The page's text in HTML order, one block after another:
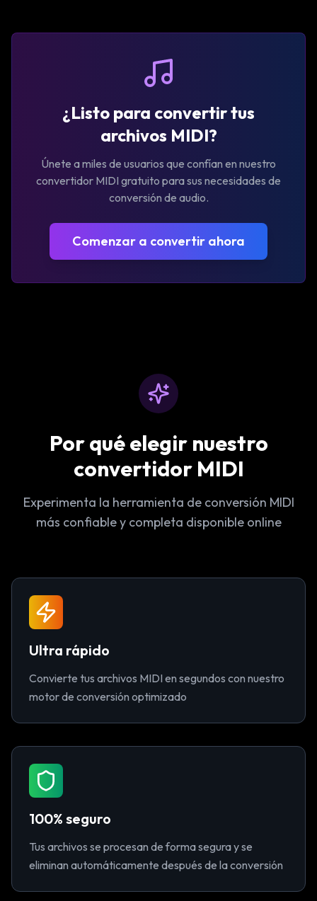
¿Listo para convertir tus
archivos MIDI?
Únete a miles de usuarios que confían en nuestro
convertidor MIDI gratuito para sus necesidades de
conversión de audio.
Comenzar a convertir ahora
Por qué elegir nuestro
convertidor MIDI
Experimenta la herramienta de conversión MIDI
más confiable y completa disponible online
Ultra rápido
Convierte tus archivos MIDI en segundos con nuestro
motor de conversión optimizado
100% seguro
Tus archivos se procesan de forma segura y se
eliminan automáticamente después de la conversión